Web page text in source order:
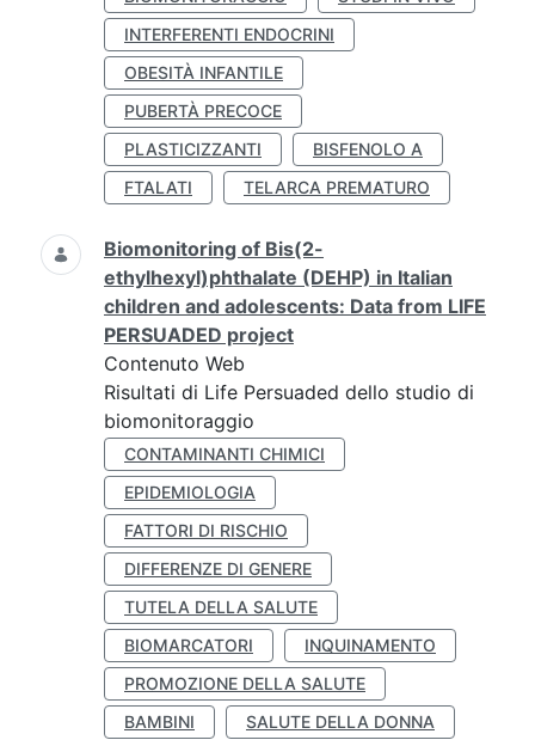
INTERFERENTI ENDOCRINI
OBESITÀ INFANTILE
PUBERTÀ PRECOCE
PLASTICIZZANTI
BISFENOLO A
FTALATI
TELARCA PREMATURO
Biomonitoring of Bis(2-
ethylhexyl)phthalate (DEHP) in Italian
children and adolescents: Data from LIFE
PERSUADED project
Contenuto Web
Risultati di Life Persuaded dello studio di
biomonitoraggio
CONTAMINANTI CHIMICI
EPIDEMIOLOGIA
FATTORI DI RISCHIO
DIFFERENZE DI GENERE
TUTELA DELLA SALUTE
BIOMARCATORI
INQUINAMENTO
PROMOZIONE DELLA SALUTE
BAMBINI
SALUTE DELLA DONNA